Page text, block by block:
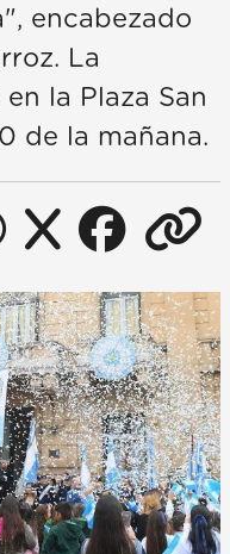
encabezado
La
la Plaza San
de la mañana.